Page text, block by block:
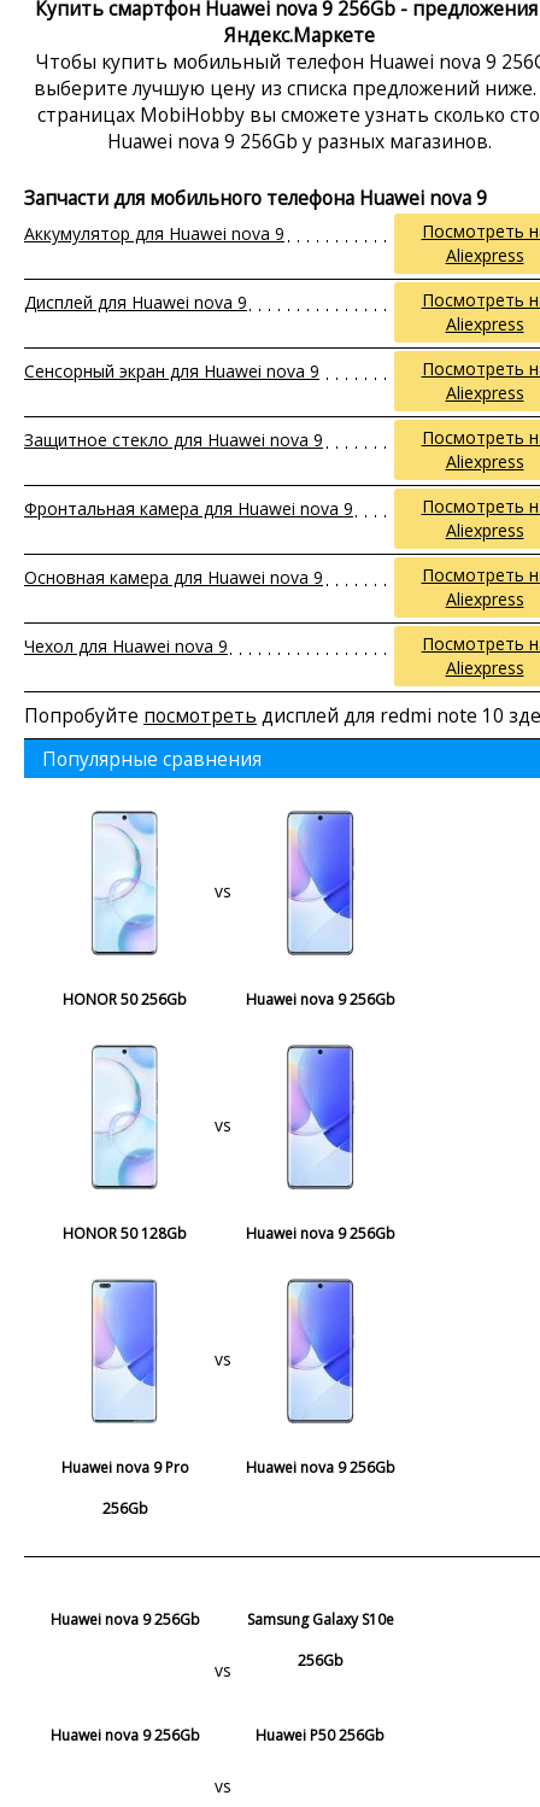
Купить смартфон Huawei nova 9 256Gb -
Яндекс.Маркете
Чтобы купить мобильный телефон Huawei nova 9
выберите лучшую цену из списка предложений
страницах MobiHobby вы сможете узнать сколько
Huawei nova 9 256Gb у разных магазинов.
Запчасти для мобильного телефона Huawei nova 9
Аккумулятор для Huawei nova 9
Посмотреть
Aliexpress
Дисплей для Huawei nova 9
Посмотреть
Aliexpress
Сенсорный экран для Huawei nova 9
Посмотреть
Aliexpress
Защитное стекло для Huawei nova 9
Посмотреть
Aliexpress
Фронтальная камера для Huawei nova 9
Посмотреть
Aliexpress
Основная камера для Huawei nova 9
Посмотреть
Aliexpress
Чехол для Huawei nova 9
Посмотреть
Aliexpress
Попробуйте посмотреть дисплей для redmi note 10
Популярные сравнения
HONOR 50 256Gb
vs
Huawei nova 9 256Gb
HONOR 50 128Gb
vs
Huawei nova 9 256Gb
Huawei nova 9 Pro
256Gb
vs
Huawei nova 9 256Gb
Huawei nova 9 256Gb
vs
Samsung Galaxy S10e
256Gb
Huawei nova 9 256Gb
vs
Huawei P50 256Gb